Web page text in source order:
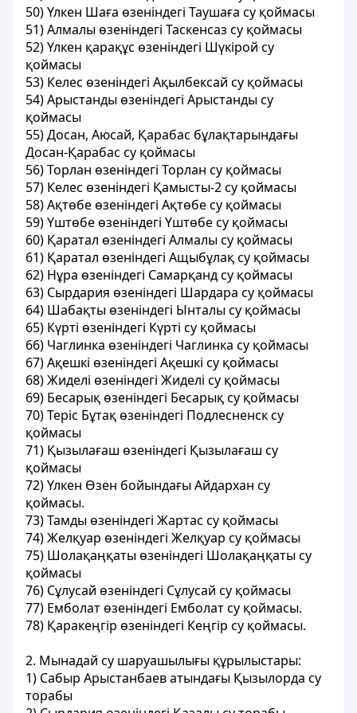
50) Үлкен Шаға өзенiндегi Таушаға су қоймасы
51) Алмалы өзенiндегi Таскенсаз су қоймасы
52) Үлкен қарақұс өзенiндегi Шүкiрой су
қоймасы
53) Келес өзенiндегi Ақылбексай су қоймасы
54) Арыстанды өзенiндегi Арыстанды су
қоймасы
55) Досан, Аюсай, Қарабас бұлақтарындағы
Досан-Қарабас су қоймасы
56) Торлан өзенiндегi Торлан су қоймасы
57) Келес өзенiндегi Қамысты-2 су қоймасы
58) Ақтөбе өзенiндегi Ақтөбе су қоймасы
59) Yштөбе өзенiндегi Үштөбе су қоймасы
60) Қаратал өзенiндегі Алмалы су қоймасы
61) Қаратал өзенiндегi Ащыбұлақ су қоймасы
62) Нұра өзеніндегі Самарқанд су қоймасы
63) Сырдария өзеніндегі Шардара су қоймасы
64) Шабақты өзеніндегі Ынталы су қоймасы
65) Күрті өзеніндегі Күрті су қоймасы
66) Чаглинка өзеніндегі Чаглинка су қоймасы
67) Ақешкі өзеніндегі Ақешкі су қоймасы
68) Жиделі өзеніндегі Жиделі су қоймасы
69) Бесарық өзеніндегі Бесарық су қоймасы
70) Теріс Бұтақ өзеніндегі Подлесненск су
қоймасы
71) Қызылағаш өзеніндегі Қызылағаш су
қоймасы
72) Үлкен Өзен бойындағы Айдархан су
қоймасы.
73) Тамды өзеніндегі Жартас су қоймасы
74) Желқуар өзеніндегі Желқуар су қоймасы
75) Шолақаңқаты өзеніндегі Шолақаңқаты су
қоймасы
76) Сұлусай өзеніндегі Сұлусай су қоймасы
77) Емболат өзеніндегі Емболат су қоймасы.
78) Қаракеңгір өзеніндегі Кеңгір су қоймасы.
2. Мынадай су шаруашылығы құрылыстары:
1) Сабыр Арыстанбаев атындағы Қызылорда су
торабы